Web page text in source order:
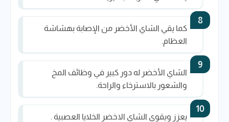
كما يقي الشاي الأخضر من الإصابة بهشاشة
العظام.
الشاي الأخضر له دور كبير في وظائف المخ
والشعور بالاسترخاء والراحة.
يعزز ويقوي الشاي الاخضر الخلايا العصبية .